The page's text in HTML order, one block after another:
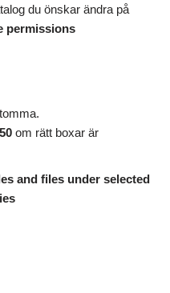
du önskar ändra på
permissions
om rätt boxar är
and files under selected